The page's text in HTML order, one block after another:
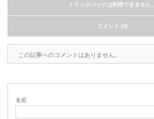
トラックバックは利用できません。
コメント (0)
この記事へのコメントはありません。
名前